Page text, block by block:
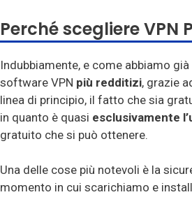
Perché scegliere VPN
Indubbiamente, e come abbiamo
software VPN più redditizi, grazie
linea di principio, il fatto che sia
in quanto è quasi esclusivamente
gratuito che si può ottenere.
Una delle cose più notevoli è la
momento in cui scarichiamo e